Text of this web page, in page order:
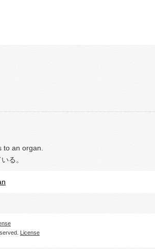
an organ.
る。
License